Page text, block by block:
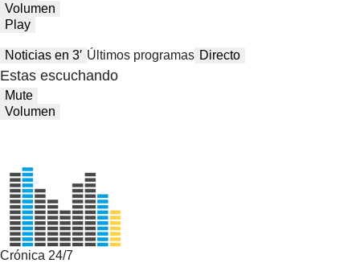
Volumen
Play
Noticias en 3′ Últimos programas Directo
Estas escuchando
Mute
Volumen
Crónica 24/7